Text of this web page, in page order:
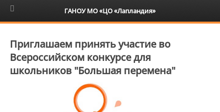
6+
Приглашаем принять участие во
Всероссийском конкурсе для
школьников "Большая перемена"
ГАНОУ МО «ЦО «Лапландия»